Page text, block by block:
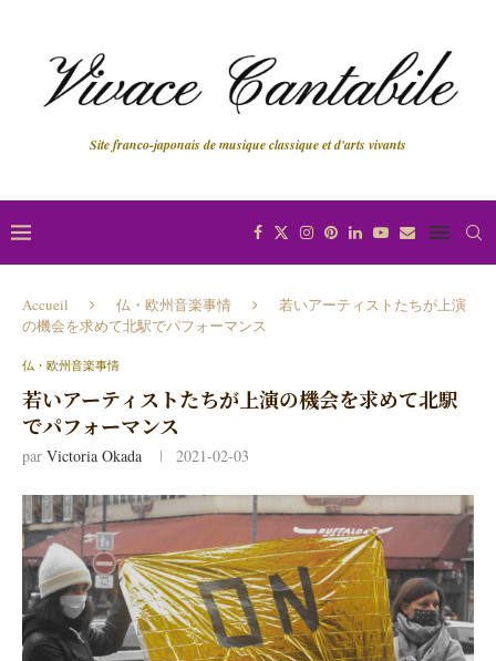
Site franco-japonais de musique classique et d'arts vivants
Accueil 仏・欧州音楽事情
若いアーティストたちが上演
の機会を求めて北駅でパフォーマンス
仏・欧州音楽事情
若いアーティストたちが上演の機会を求めて北駅
でパフォーマンス
par Victoria Okada 2021-02-03